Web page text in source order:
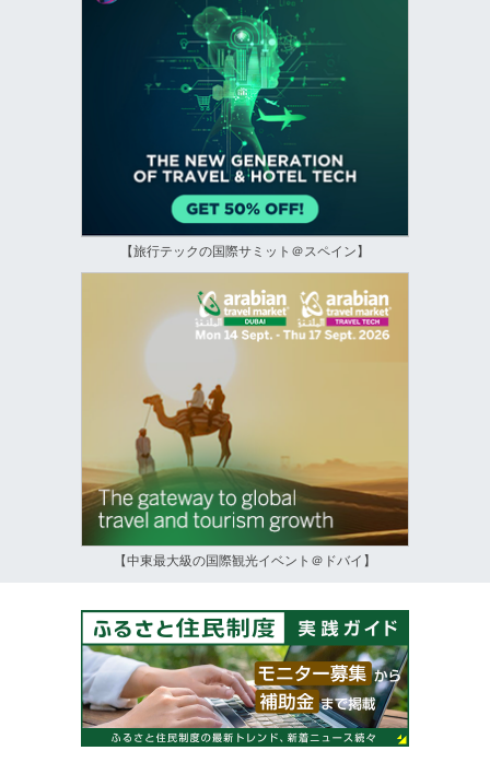
【旅行テックの国際サミット＠スペイン】
【中東最大級の国際観光イベント＠ドバイ】